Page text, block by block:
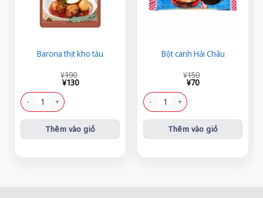
Barona thịt kho tàu
¥190
¥190.
¥130
là:
¥130.
Barona thịt kho tàu số lượng
Thêm vào giỏ
Bột canh Hải Châu
¥150
¥150.
¥70
là:
¥70.
Bột canh Hải Châu số lượng
Thêm vào giỏ